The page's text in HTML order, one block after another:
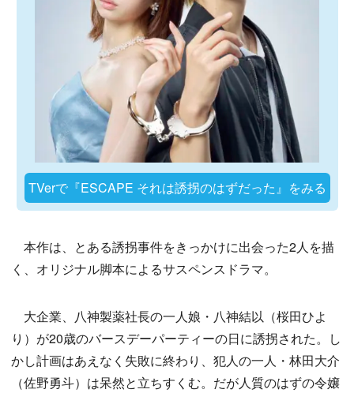
TVerで『ESCAPE それは誘拐のはずだった』をみる
本作は、とある誘拐事件をきっかけに出会った2人を描
く、オリジナル脚本によるサスペンスドラマ。
大企業、八神製薬社長の一人娘・八神結以（桜田ひよ
り）が20歳のバースデーパーティーの日に誘拐された。し
かし計画はあえなく失敗に終わり、犯人の一人・林田大介
（佐野勇斗）は呆然と立ちすくむ。だが人質のはずの令嬢